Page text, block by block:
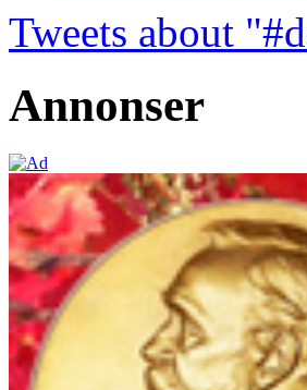
Tweets about
Annonser